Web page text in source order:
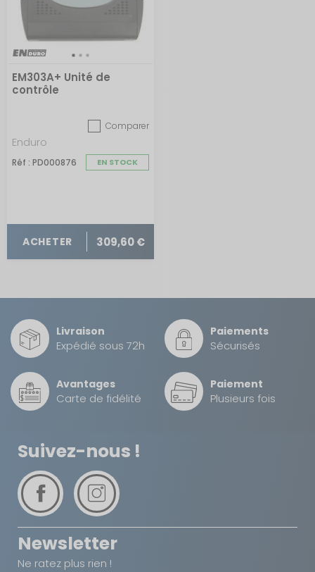
EM303A+ Unité de
contrôle
Comparer
Enduro
Réf : PD000876 EN STOCK
ACHETER 309,60 €
Livraison
Expédié sous 72h
Paiements
Sécurisés
Avantages
Carte de fidélité
Paiement
Plusieurs fois
Suivez-nous !
Newsletter
Ne ratez plus rien !